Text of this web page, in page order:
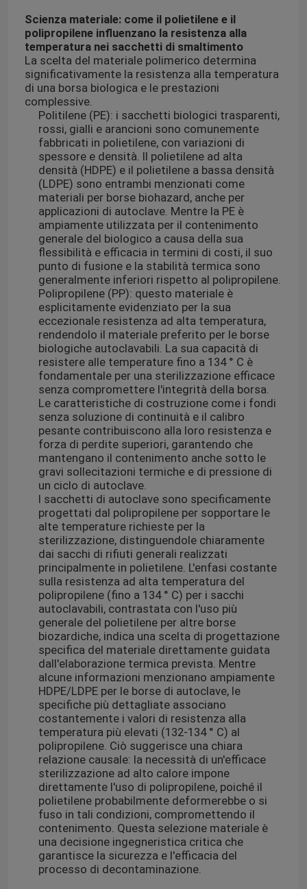
Scienza materiale: come il polietilene e il
polipropilene influenzano la resistenza alla
temperatura nei sacchetti di smaltimento
La scelta del materiale polimerico determina
significativamente la resistenza alla temperatura
di una borsa biologica e le prestazioni
complessive.
Politilene (PE): i sacchetti biologici trasparenti,
rossi, gialli e arancioni sono comunemente
fabbricati in polietilene, con variazioni di
spessore e densità. Il polietilene ad alta
densità (HDPE) e il polietilene a bassa densità
(LDPE) sono entrambi menzionati come
materiali per borse biohazard, anche per
applicazioni di autoclave. Mentre la PE è
ampiamente utilizzata per il contenimento
generale del biologico a causa della sua
flessibilità e efficacia in termini di costi, il suo
punto di fusione e la stabilità termica sono
generalmente inferiori rispetto al polipropilene.
Polipropilene (PP): questo materiale è
esplicitamente evidenziato per la sua
eccezionale resistenza ad alta temperatura,
rendendolo il materiale preferito per le borse
biologiche autoclavabili. La sua capacità di
resistere alle temperature fino a 134 ° C è
fondamentale per una sterilizzazione efficace
senza compromettere l'integrità della borsa.
Le caratteristiche di costruzione come i fondi
senza soluzione di continuità e il calibro
pesante contribuiscono alla loro resistenza e
forza di perdite superiori, garantendo che
mantengano il contenimento anche sotto le
gravi sollecitazioni termiche e di pressione di
un ciclo di autoclave.
I sacchetti di autoclave sono specificamente
progettati dal polipropilene per sopportare le
alte temperature richieste per la
sterilizzazione, distinguendole chiaramente
dai sacchi di rifiuti generali realizzati
principalmente in polietilene. L'enfasi costante
sulla resistenza ad alta temperatura del
polipropilene (fino a 134 ° C) per i sacchi
autoclavabili, contrastata con l'uso più
generale del polietilene per altre borse
biozardiche, indica una scelta di progettazione
specifica del materiale direttamente guidata
dall'elaborazione termica prevista. Mentre
alcune informazioni menzionano ampiamente
HDPE/LDPE per le borse di autoclave, le
specifiche più dettagliate associano
costantemente i valori di resistenza alla
temperatura più elevati (132-134 ° C) al
polipropilene. Ciò suggerisce una chiara
relazione causale: la necessità di un'efficace
sterilizzazione ad alto calore impone
direttamente l'uso di polipropilene, poiché il
polietilene probabilmente deformerebbe o si
fuso in tali condizioni, compromettendo il
contenimento. Questa selezione materiale è
una decisione ingegneristica critica che
garantisce la sicurezza e l'efficacia del
processo di decontaminazione.